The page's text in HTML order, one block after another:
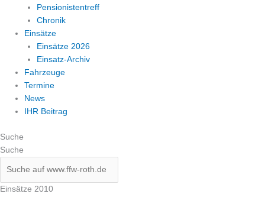
Pensionistentreff
Chronik
Einsätze
Einsätze 2026
Einsatz-Archiv
Fahrzeuge
Termine
News
IHR Beitrag
Suche
Suche
Einsätze 2010